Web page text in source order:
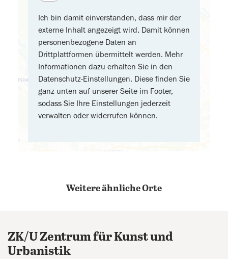
Ich bin damit einverstanden, dass mir der
externe Inhalt angezeigt wird. Damit können
personenbezogene Daten an
Drittplattformen übermittelt werden. Mehr
Informationen dazu erhalten Sie in den
Datenschutz-Einstellungen. Diese finden Sie
ganz unten auf unserer Seite im Footer,
sodass Sie Ihre Einstellungen jederzeit
verwalten oder widerrufen können.
Weitere ähnliche Orte
ZK/U Zentrum für Kunst und
Urbanistik